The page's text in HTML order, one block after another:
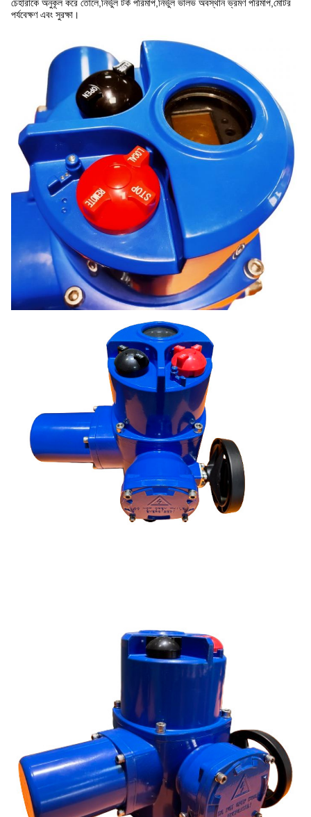
চেহারাকে অনুকূল করে তোলে,নির্ভুল টর্ক পরিমাপ,নির্ভুল ভালভ অবস্থান ভ্রমণ পরিমাপ,মোটর
পর্যবেক্ষণ এবং সুরক্ষা।